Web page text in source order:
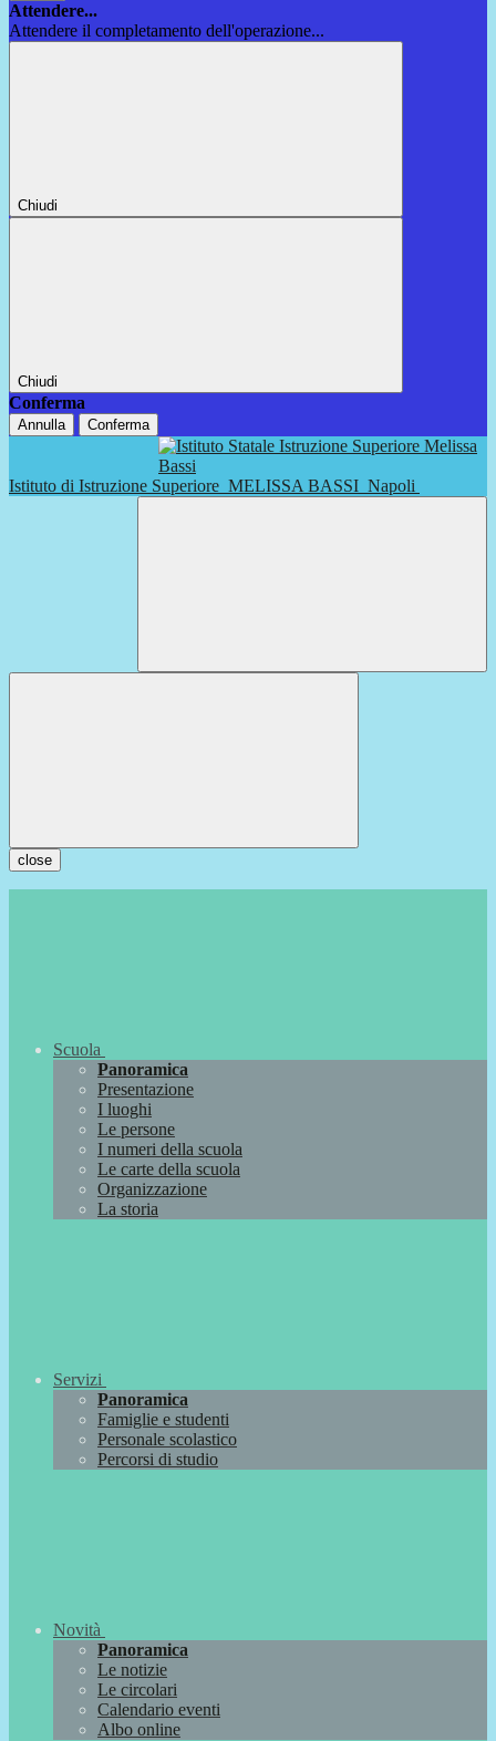
Attendere...
Attendere il completamento dell'operazione...
Chiudi
Chiudi
Conferma
Annulla Conferma
Istituto di Istruzione Superiore MELISSA BASSI Napoli
close
Scuola
Panoramica
Presentazione
I luoghi
Le persone
I numeri della scuola
Le carte della scuola
Organizzazione
La storia
Servizi
Panoramica
Famiglie e studenti
Personale scolastico
Percorsi di studio
Novità
Panoramica
Le notizie
Le circolari
Calendario eventi
Albo online